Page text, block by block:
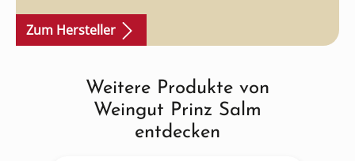
Zum Hersteller
Produktgalerie überspringen
Weitere Produkte von
Weingut Prinz Salm
entdecken